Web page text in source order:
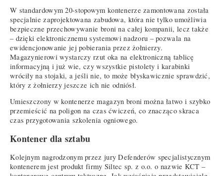
W standardowym 20-stopowym kontenerze zamontowana została
specjalnie zaprojektowana zabudowa, która nie tylko umożliwia
bezpieczne przechowywanie broni na całej kompanii, lecz także
– dzięki elektronicznemu systemowi nadzoru – pozwala na
ewidencjonowanie jej pobierania przez żołnierzy.
Magazynierowi wystarczy rzut oka na elektroniczną tablicę
informacyjną i już wie, czy wszystkie pistolety i karabinki
wróciły na stojaki, a jeśli nie, to może błyskawicznie sprawdzić,
który z żołnierzy jeszcze ich nie odniósł.
Umieszczony w kontenerze magazyn broni można łatwo i szybko
przemieścić na poligon na czas ćwiczeń, co znacząco skraca
czas przygotowania szkolenia ogniowego.
Kontener dla sztabu
Kolejnym nagrodzonym przez jury Defenderów specjalistycznym
kontenerem jest produkt firmy Siltec sp. z o.o. o nazwie KCT –